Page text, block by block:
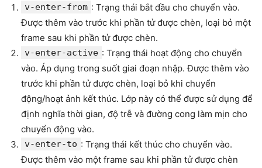
v-enter-from : Trạng thái bắt đầu cho chuyển vào.
Được thêm vào trước khi phần tử được chèn, loại bỏ một
frame sau khi phần tử được chèn.
v-enter-active : Trạng thái hoạt động cho chuyển
vào. Áp dụng trong suốt giai đoạn nhập. Được thêm vào
trước khi phần tử được chèn, loại bỏ khi chuyển
động/hoạt ảnh kết thúc. Lớp này có thể được sử dụng để
định nghĩa thời gian, độ trễ và đường cong làm mịn cho
chuyển động vào.
v-enter-to : Trạng thái kết thúc cho chuyển vào.
Được thêm vào một frame sau khi phần tử được chèn